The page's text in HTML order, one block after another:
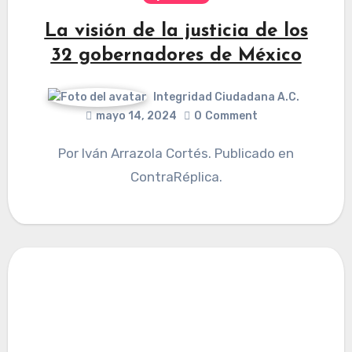
La visión de la justicia de los
32 gobernadores de México
Integridad Ciudadana A.C.
mayo 14, 2024
0 Comment
Por Iván Arrazola Cortés. Publicado en
ContraRéplica.